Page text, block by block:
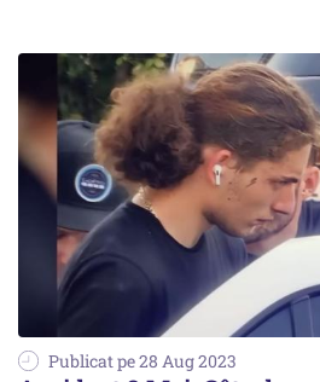
Publicat pe 28 Aug 2023